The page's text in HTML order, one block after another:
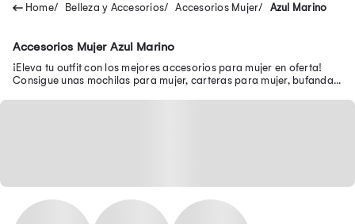
Belleza y Accesorios Accesorios Mujer Azul Marino
Accesorios Mujer Azul Marino
¡Eleva tu outfit con los mejores accesorios para mujer en oferta!
Consigue unas mochilas para mujer, carteras para mujer, bufandas